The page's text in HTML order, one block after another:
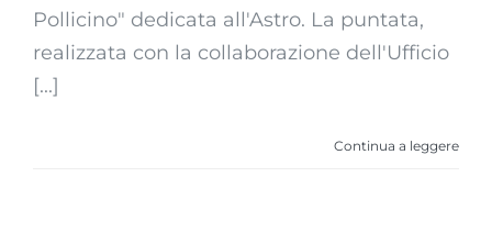
Pollicino" dedicata all'Astro. La puntata,
realizzata con la collaborazione dell'Ufficio
[...]
Continua a leggere